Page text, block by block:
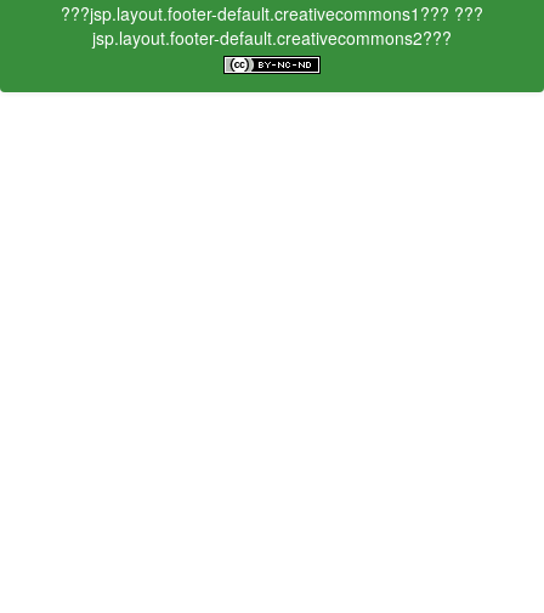
???jsp.layout.footer-default.creativecommons1??? ???
jsp.layout.footer-default.creativecommons2???